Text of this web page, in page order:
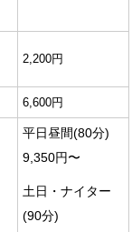
2,200円
6,600円
平日昼間(80分)
9,350円〜
土日・ナイター
(90分)